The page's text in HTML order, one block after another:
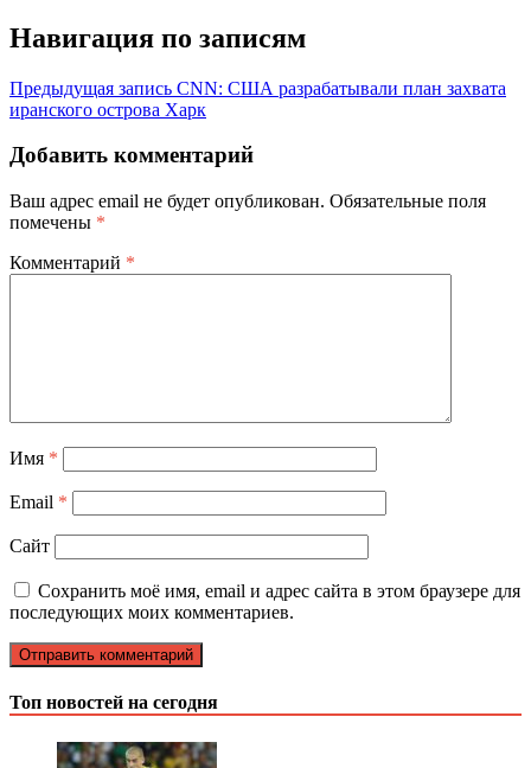
Навигация по записям
Предыдущая запись CNN: США разрабатывали план захвата
иранского острова Харк
Добавить комментарий
Ваш адрес email не будет опубликован. Обязательные поля
помечены *
Комментарий *
Имя *
Email *
Сайт
Сохранить моё имя, email и адрес сайта в этом браузере для
последующих моих комментариев.
Топ новостей на сегодня